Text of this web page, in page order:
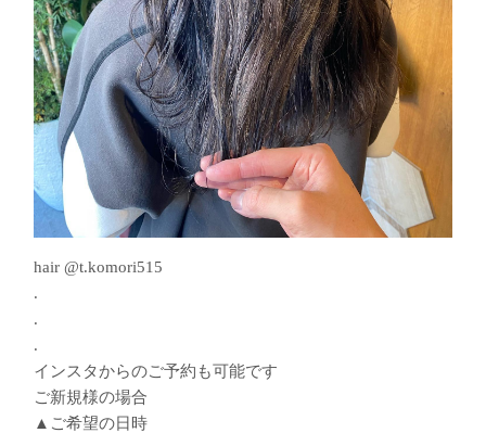
hair @t.komori515
.
.
.
インスタからのご予約も可能です︎
ご新規様の場合
▲ご希望の日時